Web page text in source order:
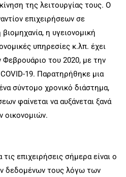
της λειτουργίας τους. Ο
επιχειρήσεων σε
η υγειονομική
υπηρεσίες κ.λπ. έχει
Φεβρουάριο του 2020, με την
19. Παρατηρήθηκε μια
σύντομο χρονικό διάστημα,
φαίνεται να αυξάνεται ξανά
οικονομιών.
επιχειρήσεις σήμερα είναι ο
δεδομένων τους λόγω των